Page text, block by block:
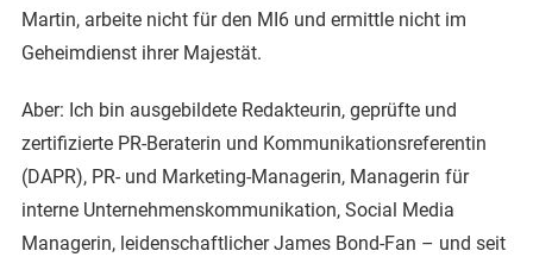
Martin, arbeite nicht für den MI6 und ermittle nicht im
Geheimdienst ihrer Majestät.
Aber: Ich bin ausgebildete Redakteurin, geprüfte und
zertifizierte PR-Beraterin und Kommunikationsreferentin
(DAPR), PR- und Marketing-Managerin, Managerin für
interne Unternehmenskommunikation, Social Media
Managerin, leidenschaftlicher James Bond-Fan – und seit